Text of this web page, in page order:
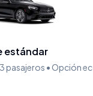
estándar
pasajeros • Opción